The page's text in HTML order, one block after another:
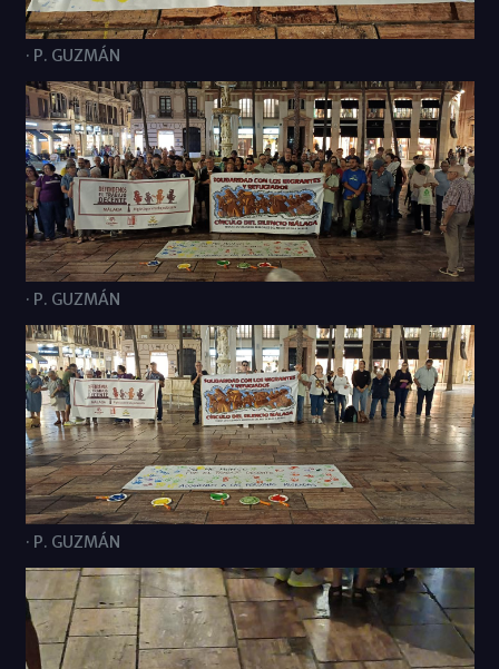
· P. GUZMÁN
· P. GUZMÁN
· P. GUZMÁN